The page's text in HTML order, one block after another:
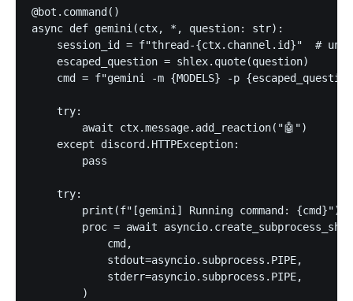
@bot.command()
async def gemini(ctx, *, question: str):
session_id = f"thread-{ctx.channel.id}"  #
    escaped_question = shlex.quote(question)
cmd = f"gemini -m {MODELS} -p
    try:
        await ctx.message.add_reaction("🤖")
    except discord.HTTPException:
        pass
    try:
        print(f"[gemini] Running command: {cmd}")
proc = await
            cmd,
            stdout=asyncio.subprocess.PIPE,
            stderr=asyncio.subprocess.PIPE,
        )